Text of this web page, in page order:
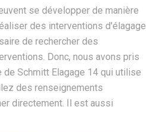
se développer de manière
des interventions d'élagage
de rechercher des
Donc, nous avons pris
Schmitt Elagage 14 qui utilise
des renseignements
directement. Il est aussi